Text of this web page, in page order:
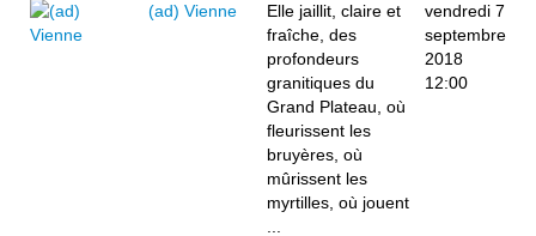
(ad) Vienne
Elle jaillit, claire et
fraîche, des
profondeurs
granitiques du
Grand Plateau, où
fleurissent les
bruyères, où
mûrissent les
myrtilles, où jouent
vendredi 7
septembre
2018
12:00